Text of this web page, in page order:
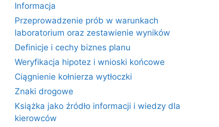
Informacja
Przeprowadzenie prób w warunkach
laboratorium oraz zestawienie wyników
Definicje i cechy biznes planu
Weryfikacja hipotez i wnioski końcowe
Ciągnienie kołnierza wytłoczki
Znaki drogowe
Książka jako źródło informacji i wiedzy dla
kierowców